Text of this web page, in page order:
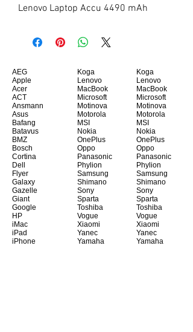
Lenovo Laptop Accu 4490 mAh
AEG
Apple
Acer
ACT
Ansmann
Asus
Bafang
Batavus
BMZ
Bosch
Cortina
Dell
Flyer
Galaxy
Gazelle
Giant
Google
HP
iMac
iPad
iPhone
Koga
Lenovo
MacBook
Microsoft
Motinova
Motorola
MSI
Nokia
OnePlus
Oppo
Panasonic
Phylion
Samsung
Shimano
Sony
Sparta
Toshiba
Vogue
Xiaomi
Yanec
Yamaha
Koga
Lenovo
MacBook
Microsoft
Motinova
Motorola
MSI
Nokia
OnePlus
Oppo
Panasonic
Phylion
Samsung
Shimano
Sony
Sparta
Toshiba
Vogue
Xiaomi
Yanec
Yamaha